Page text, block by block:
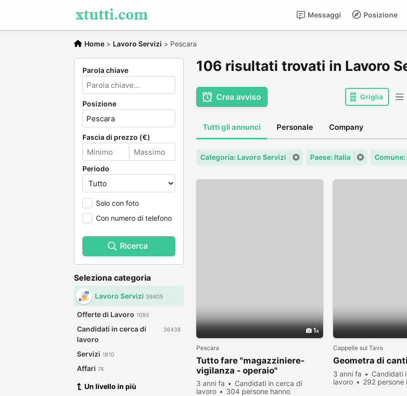
Posizione
Messaggi
Home > Lavoro Servizi > Pescara
Parola chiave
Posizione
Fascia di prezzo (€)
Periodo
Solo con foto
Con numero di telefono
Ricerca
Seleziona categoria
Lavoro Servizi 39405
Offerte di Lavoro 1095
Candidati in cerca di
lavoro
36438
Servizi 1810
Affari 74
Un livello in più
106 risultati trovati in Lavoro
Crea avviso Griglia
Tutti gli annunci Personale Company
Categoria: Lavoro Servizi Paese: Italia Comune:
1
Pescara
Tutto fare "magazziniere-
vigilanza - operaio"
3 anni fa
Candidati in cerca di
lavoro
304 persone hanno
Cappelle sul Tavo
Geometra di
3 anni fa
Candidati
lavoro
292 persone